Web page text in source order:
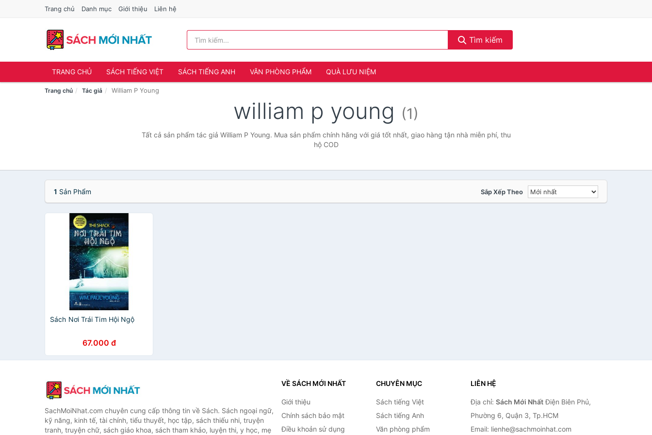
Trang chủ Danh mục Giới thiệu Liên hệ
Tìm kiếm
TRANG CHỦ SÁCH TIẾNG VIỆT SÁCH TIẾNG ANH VĂN PHÒNG PHẨM QUÀ LƯU NIỆM
Trang chủ Tác giả William P Young
william p young (1)
Tất cả sản phẩm tác giả William P Young. Mua sản phẩm chính hãng với giá tốt nhất, giao hàng tận nhà miễn phí, thu
hộ COD
1 Sản Phẩm Sắp Xếp Theo
Sách Nơi Trái Tim Hội Ngộ
67.000 đ
SachMoiNhat.com chuyên cung cấp thông tin về Sách. Sách ngoại ngữ,
kỹ năng, kinh tế, tài chính, tiểu thuyết, học tập, sách thiếu nhi, truyện
tranh, truyện chữ, sách giáo khoa, sách tham khảo, luyện thi, y học, mẹ
VỀ SÁCH MỚI NHẤT
Giới thiệu
Chính sách bảo mật
Điều khoản sử dụng
CHUYÊN MỤC
Sách tiếng Việt
Sách tiếng Anh
Văn phòng phẩm
LIÊN HỆ
Địa chỉ: Sách Mới NhấtĐiện Biên Phủ,
Phường 6, Quận 3, Tp.HCM
Email: lienhe@sachmoinhat.com